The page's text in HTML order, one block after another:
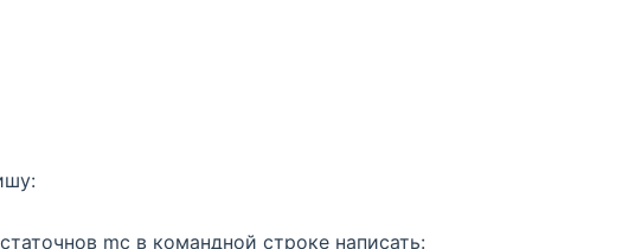
mc в командной строке написать: